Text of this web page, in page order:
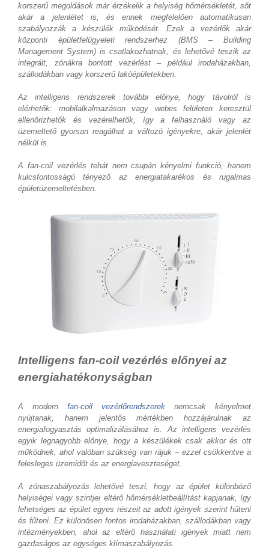
korszerű megoldások már érzékelik a helyiség hőmérsékletét, sőt
akár a jelenlétet is, és ennek megfelelően automatikusan
szabályozzák a készülék működését. Ezek a vezérlők akár
központi épületfelügyeleti rendszerhez (BMS – Building
Management System) is csatlakozhatnak, és lehetővé teszik az
integrált, zónákra bontott vezérlést – például irodaházakban,
szállodákban vagy korszerű lakóépületekben.
Az intelligens rendszerek további előnye, hogy távolról is
elérhetők: mobilalkalmazáson vagy webes felületen keresztül
ellenőrizhetők és vezérelhetők, így a felhasználó vagy az
üzemeltető gyorsan reagálhat a változó igényekre, akár jelenlét
nélkül is.
A fan-coil vezérlés tehát nem csupán kényelmi funkció, hanem
kulcsfontosságú tényező az energiatakarékos és rugalmas
épületüzemeltetésben.
Intelligens fan-coil vezérlés előnyei az
energiahatékonyságban
A modern fan-coil vezérlőrendszerek nemcsak kényelmet
nyújtanak, hanem jelentős mértékben hozzájárulnak az
energiafogyasztás optimalizálásához is. Az intelligens vezérlés
egyik legnagyobb előnye, hogy a készülékek csak akkor és ott
működnek, ahol valóban szükség van rájuk – ezzel csökkentve a
felesleges üzemidőt és az energiaveszteséget.
A zónaszabályozás lehetővé teszi, hogy az épület különböző
helyiségei vagy szintjei eltérő hőmérsékletbeállítást kapjanak, így
lehetséges az épület egyes részeit az adott igények szerint hűteni
és fűteni. Ez különösen fontos irodaházakban, szállodákban vagy
intézményekben, ahol az eltérő használati igények miatt nem
gazdaságos az egységes klímaszabályozás.